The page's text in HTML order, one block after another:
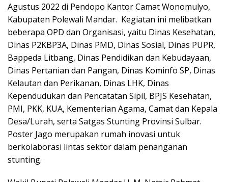
Agustus 2022 di Pendopo Kantor Camat Wonomulyo,
Kabupaten Polewali Mandar. Kegiatan ini melibatkan
beberapa OPD dan Organisasi, yaitu Dinas Kesehatan,
Dinas P2KBP3A, Dinas PMD, Dinas Sosial, Dinas PUPR,
Bappeda Litbang, Dinas Pendidikan dan Kebudayaan,
Dinas Pertanian dan Pangan, Dinas Kominfo SP, Dinas
Kelautan dan Perikanan, Dinas LHK, Dinas
Kependudukan dan Pencatatan Sipil, BPJS Kesehatan,
PMI, PKK, KUA, Kementerian Agama, Camat dan Kepala
Desa/Lurah, serta Satgas Stunting Provinsi Sulbar.
Poster Jago merupakan rumah inovasi untuk
berkolaborasi lintas sektor dalam penanganan
stunting.